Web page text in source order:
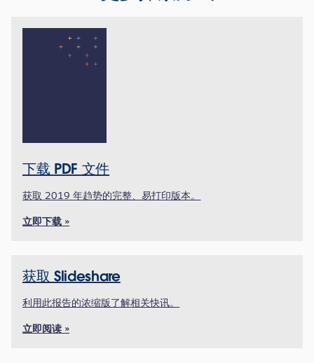
下载 PDF 文件
获取 2019 年趋势的完整、易打印版本。
立即下载 »
获取 Slideshare
利用此报告的浓缩版了解相关快讯。
立即阅读 »